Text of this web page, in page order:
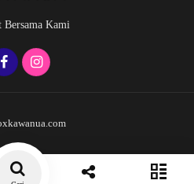
Bersama Kami